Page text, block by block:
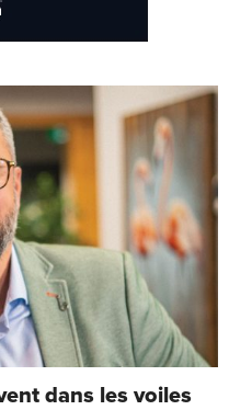
dans les voiles